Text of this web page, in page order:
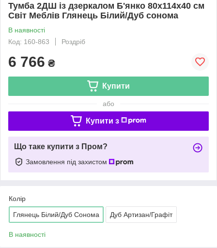
Тумба 2ДШ із дзеркалом Б'янко 80х114х40 см
Світ Меблів Глянець Білий/Дуб сонома
В наявності
Код: 160-863
Роздріб
6 766 ₴
Купити
або
Купити з
Що таке купити з Пром?
Замовлення під захистом
Колір
Глянець Білий/Дуб Сонома Дуб Артизан/Графіт
В наявності